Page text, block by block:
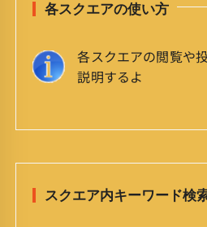
各スクエアの使い方
各スクエアの閲覧や
説明するよ
スクエア内キーワード検